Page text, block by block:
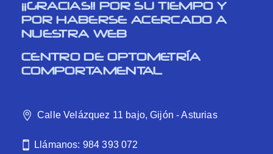
¡¡GRACIAS!! POR SU TIEMPO Y
POR HABERSE ACERCADO A
NUESTRA WEB
CENTRO DE OPTOMETRÍA
COMPORTAMENTAL
Calle Velázquez 11 bajo, Gijón - Asturias
Llámanos: 984 393 072